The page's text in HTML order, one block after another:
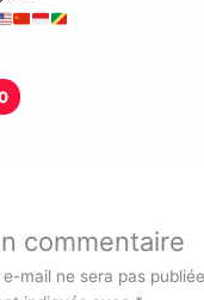
bien dit
penser par et pour elles
de l
d être responsable…
double d un syndrome